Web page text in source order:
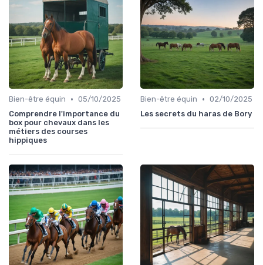
Bien-être équin • 05/10/2025
Comprendre l'importance du
box pour chevaux dans les
métiers des courses
hippiques
Bien-être équin • 02/10/2025
Les secrets du haras de Bory